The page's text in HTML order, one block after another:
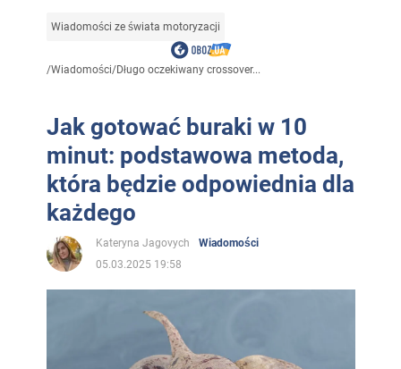
Wiadomości ze świata motoryzacji
/Wiadomości/Długo oczekiwany crossover...
Jak gotować buraki w 10
minut: podstawowa metoda,
która będzie odpowiednia dla
każdego
Kateryna Jagovych
Wiadomości
05.03.2025 19:58